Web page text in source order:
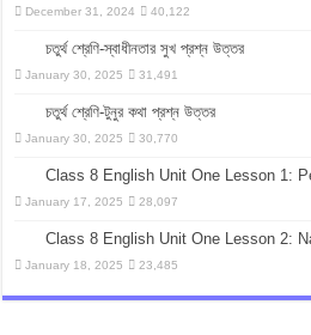
December 31, 2024 40,122
চতুর্থ শ্রেণি-স্বাধীনতার সুখ প্রশ্ন উত্তর
January 30, 2025 31,491
চতুর্থ শ্রেণি-টুনুর কথা প্রশ্ন উত্তর
January 30, 2025 30,770
Class 8 English Unit One Lesson 1:
January 17, 2025 28,097
Class 8 English Unit One Lesson 2:
January 18, 2025 23,485